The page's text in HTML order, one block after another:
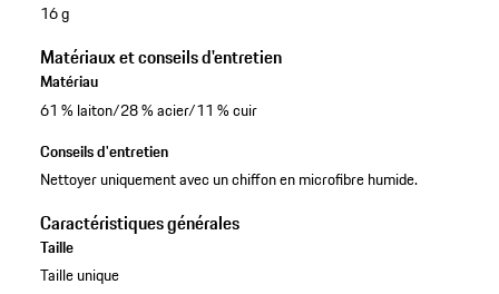
16 g
Matériaux et conseils d'entretien
Matériau
61 % laiton/28 % acier/11 % cuir
Conseils d'entretien
Nettoyer uniquement avec un chiffon en microfibre humide.
Caractéristiques générales
Taille
Taille unique